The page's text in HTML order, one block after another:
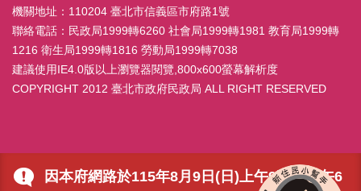
因本府網路於115年8月9日(日)上午9時至下午6
機關地址：110204 臺北市信義區市府路1號
聯絡電話：民政局1999轉6260 社會局1999轉1981 教育局1999轉
1216 衛生局1999轉1816 勞動局1999轉7038
建議使用IE4.0版以上瀏覽器閱覽,800x600螢幕解析度
COPYRIGHT 2012 臺北市政府民政局 ALL RIGHT RESERVED